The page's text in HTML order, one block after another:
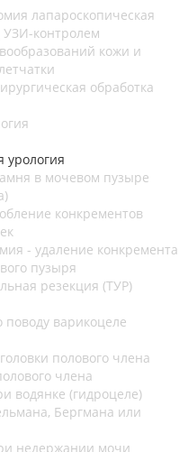
лапароскопическая
контролем
кожи и
обработка
урология
в мочевом пузыре
конкрементов
- удаление конкремента
пузыря
резекция (ТУР)
варикоцеле
полового члена
члена
водянке (гидроцеле)
Бергмана или
недержании мочи